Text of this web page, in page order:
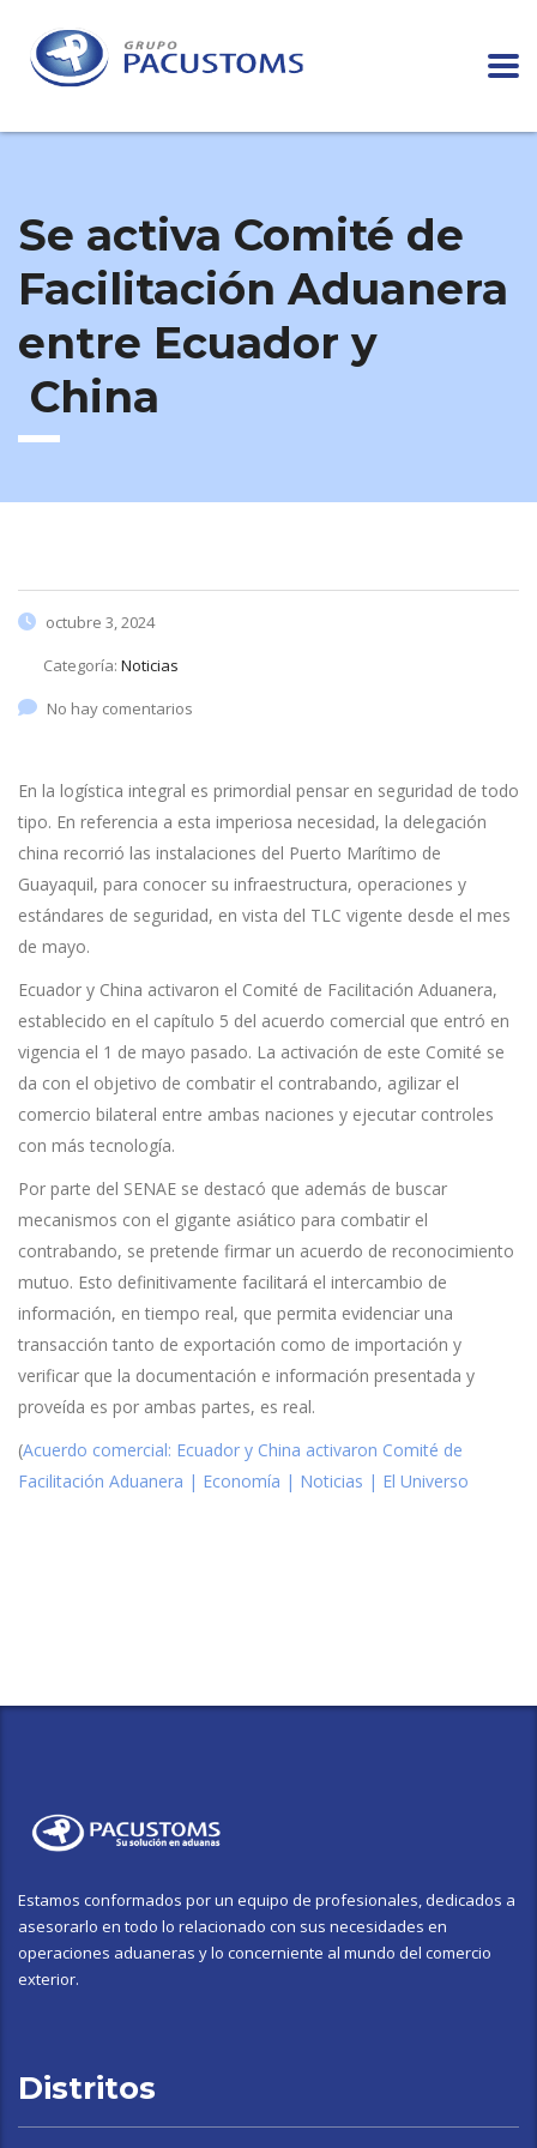
Se activa Comité de
Facilitación Aduanera
entre Ecuador y
China
octubre 3, 2024
Categoría: Noticias
No hay comentarios
En la logística integral es primordial pensar en seguridad de todo
tipo. En referencia a esta imperiosa necesidad, la delegación
china recorrió las instalaciones del Puerto Marítimo de
Guayaquil, para conocer su infraestructura, operaciones y
estándares de seguridad, en vista del TLC vigente desde el mes
de mayo.
Ecuador y China activaron el Comité de Facilitación Aduanera,
establecido en el capítulo 5 del acuerdo comercial que entró en
vigencia el 1 de mayo pasado. La activación de este Comité se
da con el objetivo de combatir el contrabando, agilizar el
comercio bilateral entre ambas naciones y ejecutar controles
con más tecnología.
Por parte del SENAE se destacó que además de buscar
mecanismos con el gigante asiático para combatir el
contrabando, se pretende firmar un acuerdo de reconocimiento
mutuo. Esto definitivamente facilitará el intercambio de
información, en tiempo real, que permita evidenciar una
transacción tanto de exportación como de importación y
verificar que la documentación e información presentada y
proveída es por ambas partes, es real.
(Acuerdo comercial: Ecuador y China activaron Comité de
Facilitación Aduanera | Economía | Noticias | El Universo
Estamos conformados por un equipo de profesionales, dedicados a
asesorarlo en todo lo relacionado con sus necesidades en
operaciones aduaneras y lo concerniente al mundo del comercio
exterior.
Distritos